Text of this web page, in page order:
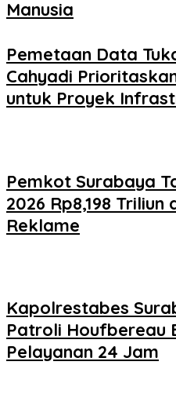
Manusia
Pemetaan Data
Cahyadi
untuk Proyek
Pemkot Surabaya
2026 Rp8,198
Reklame
Kapolrestabes
Patroli Houfbereau
Pelayanan 24 Jam